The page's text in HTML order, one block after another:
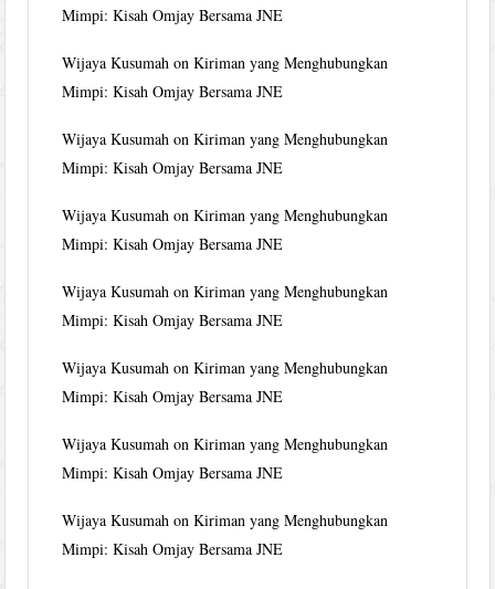
Mimpi: Kisah Omjay Bersama JNE
Wijaya Kusumah onKiriman yang Menghubungkan
Mimpi: Kisah Omjay Bersama JNE
Wijaya Kusumah onKiriman yang Menghubungkan
Mimpi: Kisah Omjay Bersama JNE
Wijaya Kusumah onKiriman yang Menghubungkan
Mimpi: Kisah Omjay Bersama JNE
Wijaya Kusumah onKiriman yang Menghubungkan
Mimpi: Kisah Omjay Bersama JNE
Wijaya Kusumah onKiriman yang Menghubungkan
Mimpi: Kisah Omjay Bersama JNE
Wijaya Kusumah onKiriman yang Menghubungkan
Mimpi: Kisah Omjay Bersama JNE
Wijaya Kusumah onKiriman yang Menghubungkan
Mimpi: Kisah Omjay Bersama JNE